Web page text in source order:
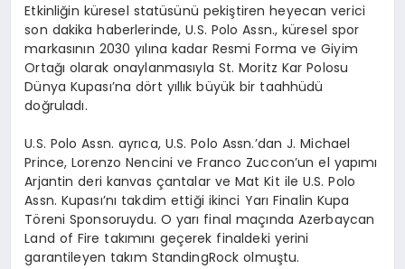
Etkinliğin küresel statüsünü pekiştiren heyecan verici
son dakika haberlerinde, U.S. PoloAssn., küresel spor
markasının 2030 yılına kadar Resmi Forma ve Giyim
Ortağı olarak onaylanmasıyla St. Moritz Kar Polosu
Dünya Kupası’na dört yıllık büyük bir taahhüdü
doğruladı.
U.S. PoloAssn. ayrıca, U.S. Polo Assn.’dan J. Michael
Prince, LorenzoNencini ve Franco Zuccon’un el yapımı
Arjantin deri kanvas çantalar ve Mat Kit ile U.S. Polo
Assn. Kupası’nı takdim ettiği ikinci Yarı Finalin Kupa
Töreni Sponsoruydu. O yarı final maçında Azerbaycan
Land of Fire takımını geçerek finaldeki yerini
garantileyen takım StandingRock olmuştu.